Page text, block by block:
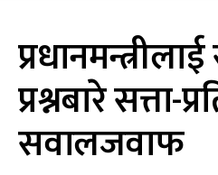
प्रश्नबारे सत्ता-
सवालजवाफ